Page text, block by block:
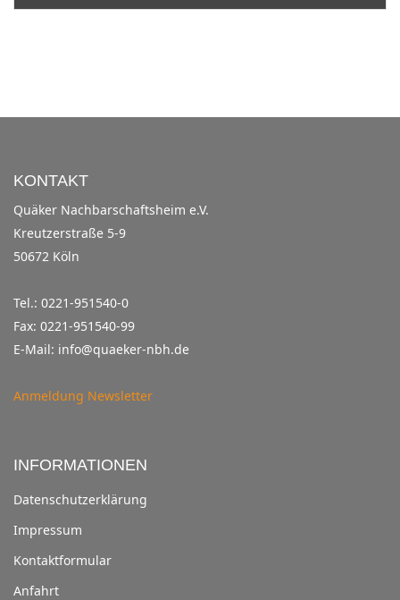
KONTAKT
Quäker Nachbarschaftsheim e.V.
Kreutzerstraße 5-9
50672 Köln
Tel.: 0221-951540-0
Fax: 0221-951540-99
E-Mail: info@quaeker-nbh.de
Anmeldung Newsletter
INFORMATIONEN
Datenschutzerklärung
Impressum
Kontaktformular
Anfahrt